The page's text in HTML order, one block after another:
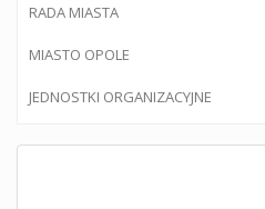
RADA MIASTA
MIASTO OPOLE
JEDNOSTKI ORGANIZACYJNE